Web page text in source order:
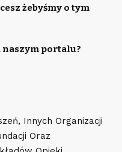
żebyśmy o tym
naszym portalu?
Innych Organizacji
Oraz